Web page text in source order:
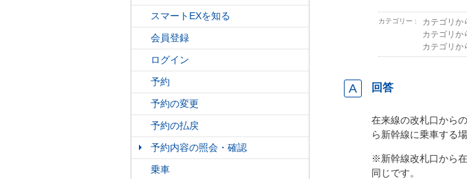
スマートEXを知る
会員登録
ログイン
予約
予約の変更
予約の払戻
予約内容の照会・確認
乗車
カテゴリー : カテゴリか
カテゴリか
カテゴリか
回答
在来線の改札口から
ら新幹線に乗車する
※新幹線改札口から
同じです。